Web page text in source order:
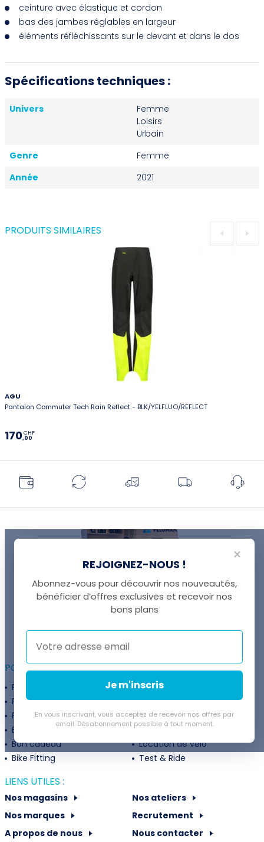
ceinture avec élastique et cordon
bas des jambes réglables en largeur
éléments réfléchissants sur le devant et dans le dos
Spécifications techniques :
Univers
Femme
Loisirs
Urbain
Genre
Femme
Année
2021
PRODUITS SIMILAIRES
AGU
Pantalon Commuter Tech Rain Reflect - BLK/YELFLUO/REFLECT
170,00
CHF
UNE QUESTION ?
+41 22 307 02 00
POUR ALLER PLUS LOIN :
Programme fidélité
Entreprises
Financement
Services
Flexibilité de paiement
Subventions
Extension de garantie
Politique de retour
Bon cadeau
Location de vélo
Bike Fitting
Test & Ride
LIENS UTILES :
Nos magasins
Nos ateliers
Nos marques
Recrutement
A propos de nous
Nous contacter
✕
REJOIGNEZ-NOUS !
Abonnez-vous pour découvrir nos nouveautés,
bénéficier d’offres exclusives et recevoir nos
bons plans
Je m'inscris
En vous inscrivant, vous acceptez de recevoir nos offres par
email. Désabonnement possible à tout moment.